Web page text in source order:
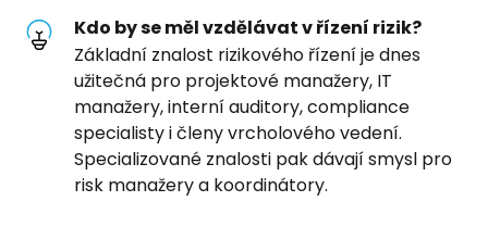
Kdo by se měl vzdělávat v řízení rizik?
Základní znalost rizikového řízení je dnes
užitečná pro projektové manažery, IT
manažery, interní auditory, compliance
specialisty i členy vrcholového vedení.
Specializované znalosti pak dávají smysl pro
risk manažery a koordinátory.